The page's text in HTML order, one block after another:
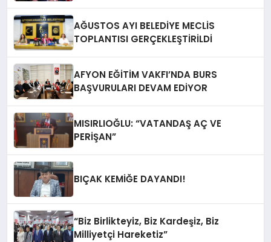
AĞUSTOS AYI BELEDİYE MECLİS
TOPLANTISI GERÇEKLEŞTİRİLDİ
AFYON EĞİTİM VAKFI’NDA BURS
BAŞVURULARI DEVAM EDİYOR
MISIRLIOĞLU: “VATANDAŞ AÇ VE
PERİŞAN”
BIÇAK KEMİĞE DAYANDI!
“Biz Birlikteyiz, Biz Kardeşiz, Biz
Milliyetçi Hareketiz”